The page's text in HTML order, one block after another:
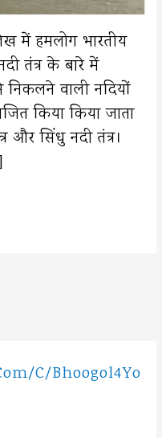
में हमलोग भारतीय
तंत्र के बारे में
वाली नदियों
किया किया जाता
और सिंधु नदी तंत्र।
c/Bhoogol4Yo